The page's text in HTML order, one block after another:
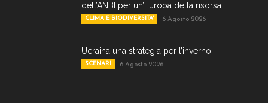
dell’ANBI per un’Europa della risorsa...
CLIMA E BIODIVERSITA' 6 Agosto 2026
Ucraina una strategia per l’inverno
SCENARI 6 Agosto 2026